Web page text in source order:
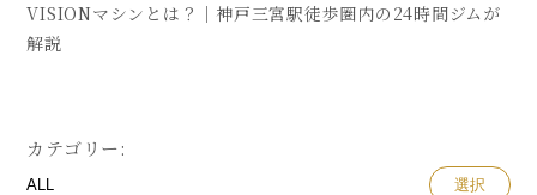
VISIONマシンとは？｜神戸三宮駅徒歩圏内の24時間ジムが
解説
カテゴリー:
選択